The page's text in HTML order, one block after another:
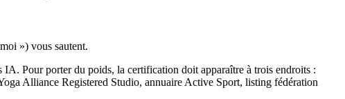
») vous sautent.
IA. Pour porter du poids, la certification doit apparaître à trois endroits :
Alliance Registered Studio, annuaire Active Sport, listing fédération